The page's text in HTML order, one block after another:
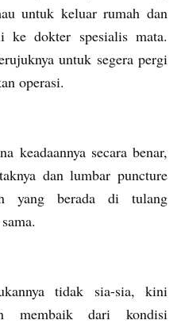
untuk keluar rumah dan
ke dokter spesialis mata.
untuk segera pergi
operasi.
keadaannya secara benar,
dan lumbar puncture
yang berada di tulang
tidak sia-sia, kini
membaik dari kondisi